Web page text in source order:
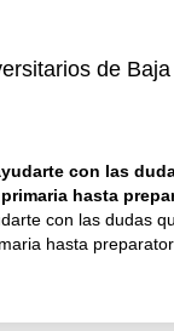
de Baja
con las
hasta
con las dudas
hasta